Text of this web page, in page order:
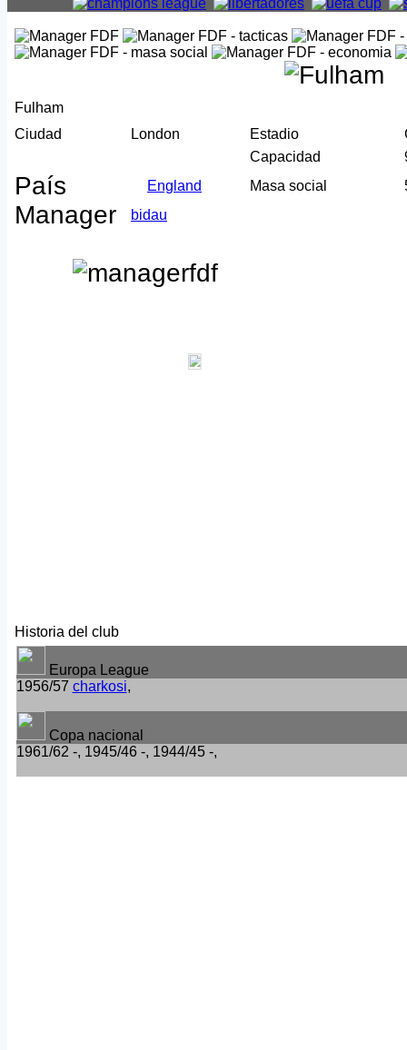
Fulham
Ciudad
London Estadio
Capacidad
País England Masa social
Manager bidau
Historia del club
Europa League
1956/57 charkosi,
Copa nacional
1961/62 -, 1945/46 -, 1944/45 -,